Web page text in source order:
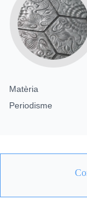
Matèria
Periodisme